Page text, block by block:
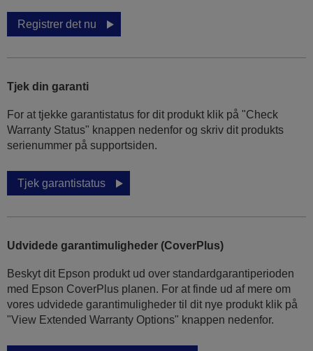
Registrer det nu
Tjek din garanti
For at tjekke garantistatus for dit produkt klik på "Check
Warranty Status" knappen nedenfor og skriv dit produkts
serienummer på supportsiden.
Tjek garantistatus
Udvidede garantimuligheder (CoverPlus)
Beskyt dit Epson produkt ud over standardgarantiperioden
med Epson CoverPlus planen. For at finde ud af mere om
vores udvidede garantimuligheder til dit nye produkt klik på
"View Extended Warranty Options" knappen nedenfor.